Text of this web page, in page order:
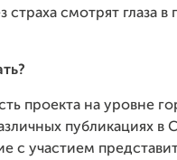
смотрят глаза в
проекта на уровне
публикациях в
с участием